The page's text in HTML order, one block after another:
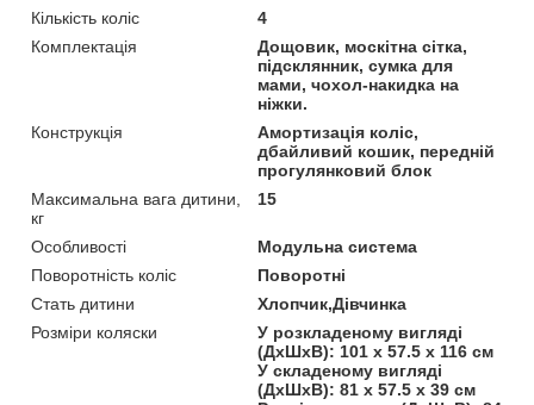
Кількість коліс
4
Комплектація
Дощовик, москітна сітка,
підсклянник, сумка для
мами, чохол-накидка на
ніжки.
Конструкція
Амортизація коліс,
дбайливий кошик, передній
прогулянковий блок
Максимальна вага дитини,
кг
15
Особливості
Модульна система
Поворотність коліс
Поворотні
Стать дитини
Хлопчик,Дівчинка
Розміри коляски
У розкладеному вигляді
(ДхШхВ): 101 х 57.5 х 116 см
У складеному вигляді
(ДхШхВ): 81 х 57.5 х 39 см